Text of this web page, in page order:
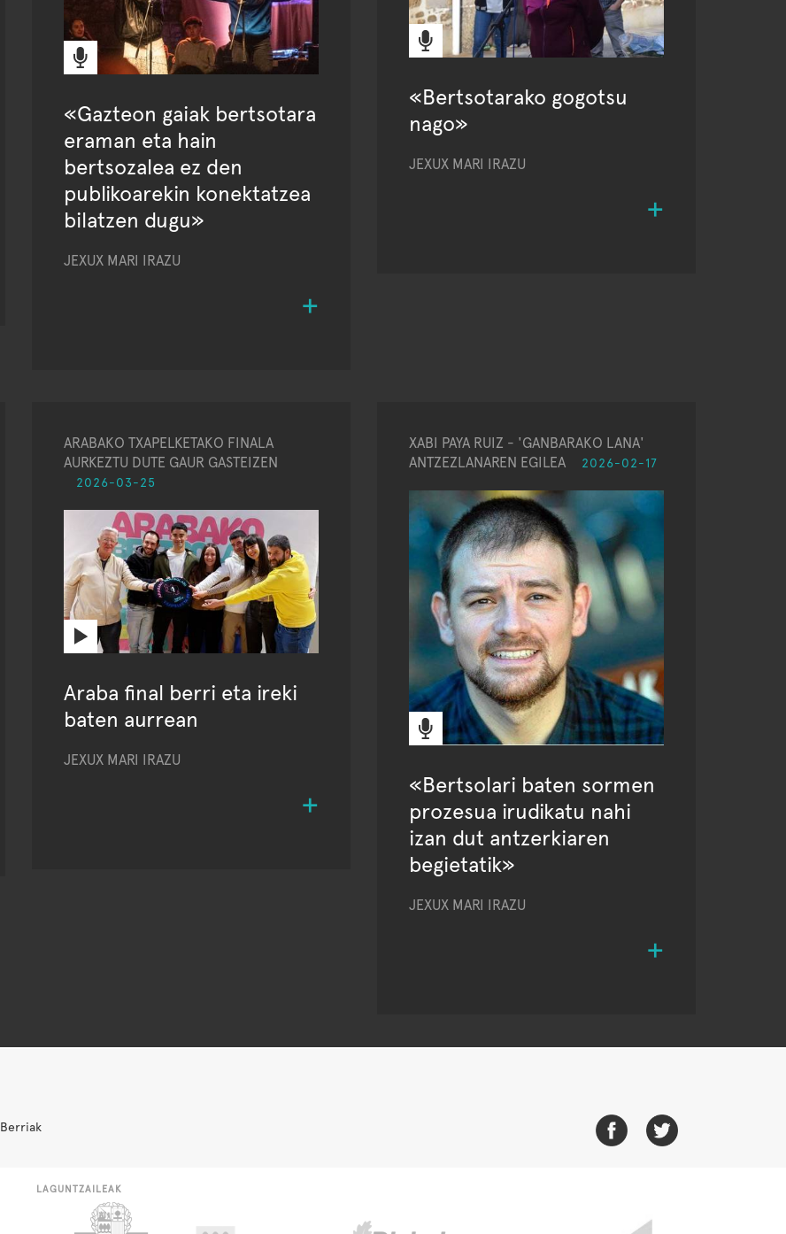
«Gazteon gaiak bertsotara
eraman eta hain
bertsozalea ez den
publikoarekin konektatzea
bilatzen dugu»
JEXUX MARI IRAZU
«Bertsotarako gogotsu
nago»
JEXUX MARI IRAZU
ARABAKO TXAPELKETAKO FINALA
AURKEZTU DUTE GAUR GASTEIZEN
2026-03-25
Araba final berri eta ireki
baten aurrean
JEXUX MARI IRAZU
XABI PAYA RUIZ - 'GANBARAKO LANA'
ANTZEZLANAREN EGILEA
2026-02-17
«Bertsolari baten sormen
prozesua irudikatu nahi
izan dut antzerkiaren
begietatik»
JEXUX MARI IRAZU
Berriak
LAGUNTZAILEAK